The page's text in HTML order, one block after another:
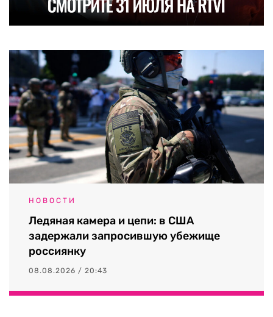
НОВОСТИ
Ледяная камера и цепи: в США
задержали запросившую убежище
россиянку
08.08.2026 / 20:43